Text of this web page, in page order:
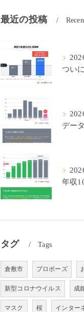
最近の投稿
タグ Tags
倉敷市 プロポーズ
新型コロナウイルス 成
マスク 桜 インター